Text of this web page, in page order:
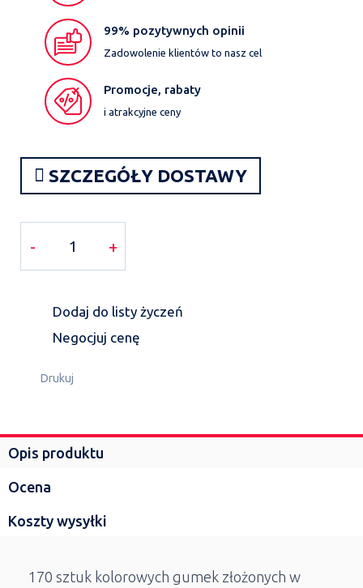
99% pozytywnych opinii
Zadowolenie klientów to nasz cel
Promocje, rabaty
i atrakcyjne ceny
SZCZEGÓŁY DOSTAWY
- +
Dodaj do listy życzeń
Negocjuj cenę
Drukuj
Opis produktu
Ocena
Koszty wysyłki
170 sztuk kolorowych gumek złożonych w